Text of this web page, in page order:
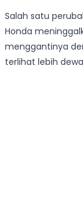
Salah satu
Honda
menggantinya
terlihat lebih